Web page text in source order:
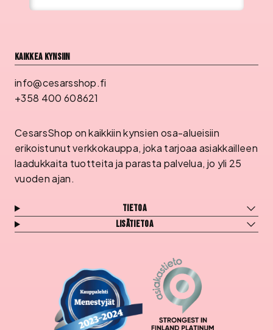
Kaikkea kynsiin
info@cesarsshop.fi
+358 400 608621
CesarsShop on kaikkiin kynsien osa-alueisiin
erikoistunut verkkokauppa, joka tarjoaa asiakkailleen
laadukkaita tuotteita ja parasta palvelua, jo yli 25
vuoden ajan.
Tietoa
Lisätietoa